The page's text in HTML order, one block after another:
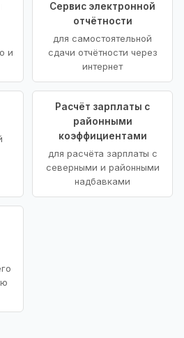
и
Сервис электронной
отчётности
для самостоятельной
сдачи отчётности через
интернет
Расчёт зарплаты с
районными
коэффициентами
для расчёта зарплаты с
северными и районными
надбавками